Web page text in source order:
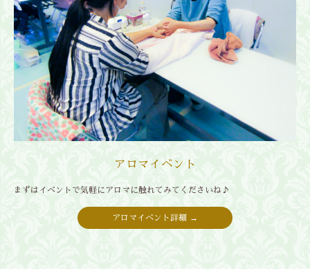
アロマイベント
まずはイベントで気軽にアロマに触れてみてくださいね♪
アロマイベント詳細 →